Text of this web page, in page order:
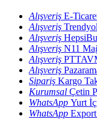
Alışveriş E-
Alışveriş
Alışveriş
Alışveriş N11
Alışveriş
Alışveriş
Sipariş Kargo
Kurumsal Çetin
WhatsApp Yurt
WhatsApp